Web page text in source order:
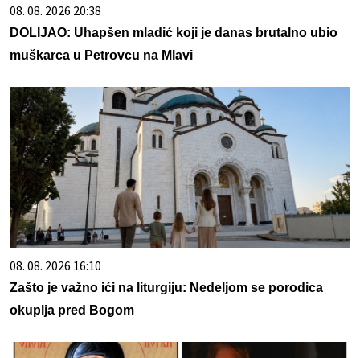
08. 08. 2026 20:38
DOLIJAO: Uhapšen mladić koji je danas brutalno ubio
muškarca u Petrovcu na Mlavi
08. 08. 2026 16:10
Zašto je važno ići na liturgiju: Nedeljom se porodica
okuplja pred Bogom